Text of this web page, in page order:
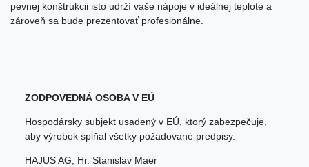
pevnej konštrukcii isto udrží vaše nápoje v ideálnej teplote a
zároveň sa bude prezentovať profesionálne.
ZODPOVEDNÁ OSOBA V EÚ
Hospodársky subjekt usadený v EÚ, ktorý zabezpečuje,
aby výrobok spĺňal všetky požadované predpisy.
HAJUS AG; Hr. Stanislav Maer